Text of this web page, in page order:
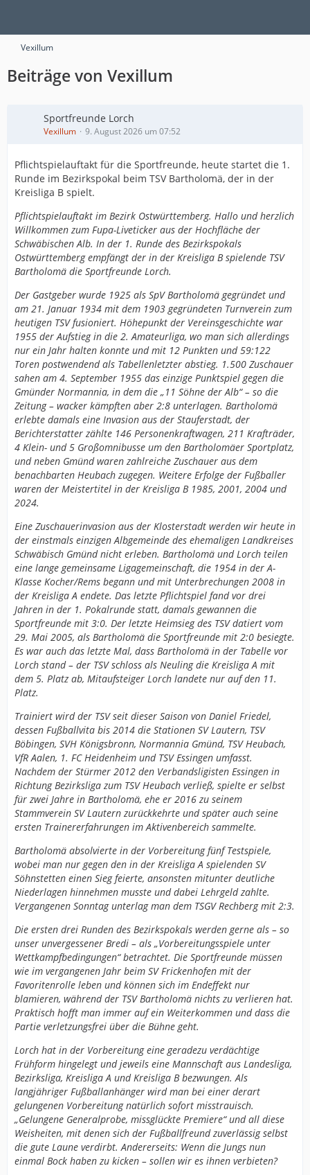
Vexillum
Beiträge von Vexillum
Sportfreunde Lorch
Vexillum 9. August 2026 um 07:52
Pflichtspielauftakt für die Sportfreunde, heute startet die 1.
Runde im Bezirkspokal beim TSV Bartholomä, der in der
Kreisliga B spielt.
Pflichtspielauftakt im Bezirk Ostwürttemberg. Hallo und herzlich
Willkommen zum Fupa-Liveticker aus der Hochfläche der
Schwäbischen Alb. In der 1. Runde des Bezirkspokals
Ostwürttemberg empfängt der in der Kreisliga B spielende TSV
Bartholomä die Sportfreunde Lorch.
Der Gastgeber wurde 1925 als SpV Bartholomä gegründet und
am 21. Januar 1934 mit dem 1903 gegründeten Turnverein zum
heutigen TSV fusioniert. Höhepunkt der Vereinsgeschichte war
1955 der Aufstieg in die 2. Amateurliga, wo man sich allerdings
nur ein Jahr halten konnte und mit 12 Punkten und 59:122
Toren postwendend als Tabellenletzter abstieg. 1.500 Zuschauer
sahen am 4. September 1955 das einzige Punktspiel gegen die
Gmünder Normannia, in dem die „11 Söhne der Alb“ – so die
Zeitung – wacker kämpften aber 2:8 unterlagen. Bartholomä
erlebte damals eine Invasion aus der Stauferstadt, der
Berichterstatter zählte 146 Personenkraftwagen, 211 Krafträder,
4 Klein- und 5 Großomnibusse um den Bartholomäer Sportplatz,
und neben Gmünd waren zahlreiche Zuschauer aus dem
benachbarten Heubach zugegen. Weitere Erfolge der Fußballer
waren der Meistertitel in der Kreisliga B 1985, 2001, 2004 und
2024.
Eine Zuschauerinvasion aus der Klosterstadt werden wir heute in
der einstmals einzigen Albgemeinde des ehemaligen Landkreises
Schwäbisch Gmünd nicht erleben. Bartholomä und Lorch teilen
eine lange gemeinsame Ligagemeinschaft, die 1954 in der A-
Klasse Kocher/Rems begann und mit Unterbrechungen 2008 in
der Kreisliga A endete. Das letzte Pflichtspiel fand vor drei
Jahren in der 1. Pokalrunde statt, damals gewannen die
Sportfreunde mit 3:0. Der letzte Heimsieg des TSV datiert vom
29. Mai 2005, als Bartholomä die Sportfreunde mit 2:0 besiegte.
Es war auch das letzte Mal, dass Bartholomä in der Tabelle vor
Lorch stand – der TSV schloss als Neuling die Kreisliga A mit
dem 5. Platz ab, Mitaufsteiger Lorch landete nur auf den 11.
Platz.
Trainiert wird der TSV seit dieser Saison von Daniel Friedel,
dessen Fußballvita bis 2014 die Stationen SV Lautern, TSV
Böbingen, SVH Königsbronn, Normannia Gmünd, TSV Heubach,
VfR Aalen, 1. FC Heidenheim und TSV Essingen umfasst.
Nachdem der Stürmer 2012 den Verbandsligisten Essingen in
Richtung Bezirksliga zum TSV Heubach verließ, spielte er selbst
für zwei Jahre in Bartholomä, ehe er 2016 zu seinem
Stammverein SV Lautern zurückkehrte und später auch seine
ersten Trainererfahrungen im Aktivenbereich sammelte.
Bartholomä absolvierte in der Vorbereitung fünf Testspiele,
wobei man nur gegen den in der Kreisliga A spielenden SV
Söhnstetten einen Sieg feierte, ansonsten mitunter deutliche
Niederlagen hinnehmen musste und dabei Lehrgeld zahlte.
Vergangenen Sonntag unterlag man dem TSGV Rechberg mit 2:3.
Die ersten drei Runden des Bezirkspokals werden gerne als – so
unser unvergessener Bredi – als „Vorbereitungsspiele unter
Wettkampfbedingungen“ betrachtet. Die Sportfreunde müssen
wie im vergangenen Jahr beim SV Frickenhofen mit der
Favoritenrolle leben und können sich im Endeffekt nur
blamieren, während der TSV Bartholomä nichts zu verlieren hat.
Praktisch hofft man immer auf ein Weiterkommen und dass die
Partie verletzungsfrei über die Bühne geht.
Lorch hat in der Vorbereitung eine geradezu verdächtige
Frühform hingelegt und jeweils eine Mannschaft aus Landesliga,
Bezirksliga, Kreisliga A und Kreisliga B bezwungen. Als
langjähriger Fußballanhänger wird man bei einer derart
gelungenen Vorbereitung natürlich sofort misstrauisch.
„Gelungene Generalprobe, missglückte Premiere“ und all diese
Weisheiten, mit denen sich der Fußballfreund zuverlässig selbst
die gute Laune verdirbt. Andererseits: Wenn die Jungs nun
einmal Bock haben zu kicken – sollen wir es ihnen verbieten?